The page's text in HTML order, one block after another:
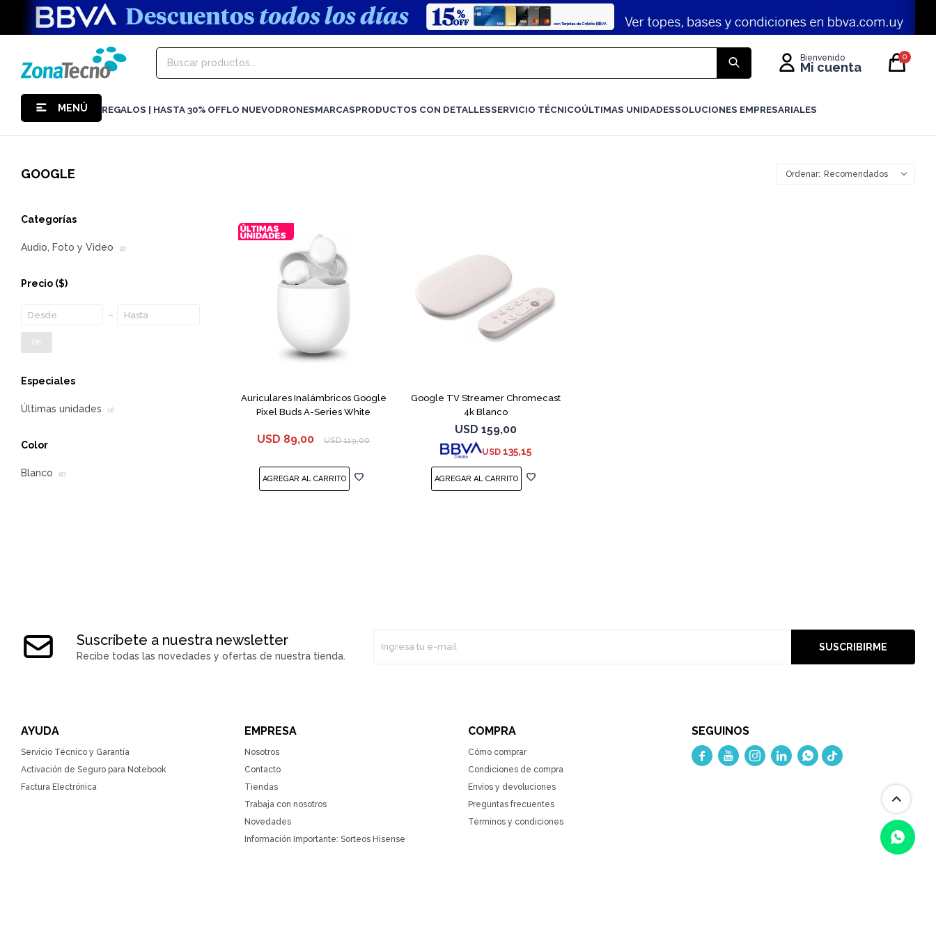
MENÚ REGALOS | HASTA 30% OFFLO NUEVODRONESMARCASPRODUCTOS CON DETALLESSERVICIO TÉCNICOÚLTIMAS UNIDADESSOLUCIONES EMPRESARIALES
0
GOOGLE Recomendados
Auriculares Inalámbricos Google
Pixel Buds A-Series White
USD 89,00 USD 119,00
Google TV Streamer Chromecast
4k Blanco
USD 159,00
USD 135,15
Categorías
Audio, Foto y Video (2)
Precio ($)
OK
Especiales
Últimas unidades (1)
Color
Blanco (2)
Suscríbete a nuestra newsletter
Recibe todas las novedades y ofertas de nuestra tienda.
SUSCRIBIRME
AYUDA
Servicio Técnico y Garantía
Activación de Seguro para Notebook
Factura Electrónica
EMPRESA
Nosotros
Contacto
Tiendas
Trabaja con nosotros
Novedades
Información Importante: Sorteos Hisense
COMPRA
Cómo comprar
Condiciones de compra
Envíos y devoluciones
Preguntas frecuentes
Términos y condiciones
SEGUINOS
    